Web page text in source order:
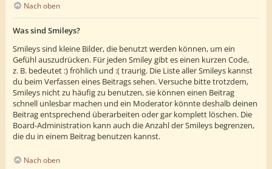
Nach oben
Was sind Smileys?
Smileys sind kleine Bilder, die benutzt werden können, um ein
Gefühl auszudrücken. Für jeden Smiley gibt es einen kurzen Code,
z. B. bedeutet :) fröhlich und :( traurig. Die Liste aller Smileys kannst
du beim Verfassen eines Beitrags sehen. Versuche bitte trotzdem,
Smileys nicht zu häufig zu benutzen, sie können einen Beitrag
schnell unlesbar machen und ein Moderator könnte deshalb deinen
Beitrag entsprechend überarbeiten oder gar komplett löschen. Die
Board-Administration kann auch die Anzahl der Smileys begrenzen,
die du in einem Beitrag benutzen kannst.
Nach oben